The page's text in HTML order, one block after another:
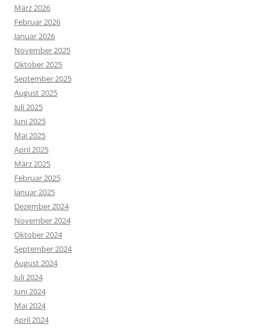
März 2026
Februar 2026
Januar 2026
November 2025
Oktober 2025
September 2025
August 2025
Juli 2025
Juni 2025
Mai 2025
April 2025
März 2025
Februar 2025
Januar 2025
Dezember 2024
November 2024
Oktober 2024
September 2024
August 2024
Juli 2024
Juni 2024
Mai 2024
April 2024